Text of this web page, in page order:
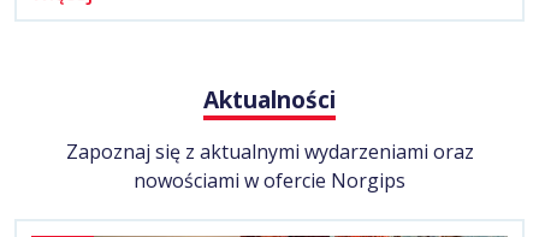
Aktualności
Zapoznaj się z aktualnymi wydarzeniami oraz
nowościami w ofercie Norgips